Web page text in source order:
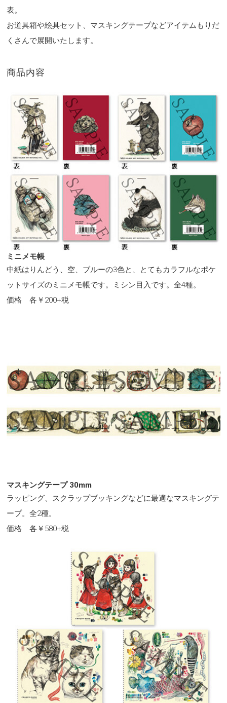
表。
お道具箱や絵具セット、マスキングテープなどアイテムもりだ
くさんで展開いたします。
商品内容
ミニメモ帳
中紙はりんどう、空、ブルーの3色と、とてもカラフルなポケ
ットサイズのミニメモ帳です。ミシン目入です。全4種。
価格 各￥200+税
マスキングテープ 30mm
ラッピング、スクラップブッキングなどに最適なマスキングテ
ープ。全2種。
価格 各￥580+税